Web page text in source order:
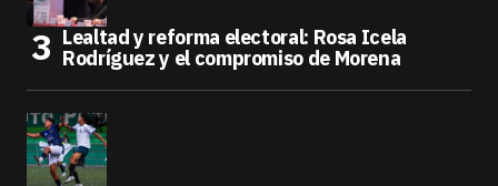
Lealtad y reforma electoral: Rosa Icela
Rodríguez y el compromiso de Morena